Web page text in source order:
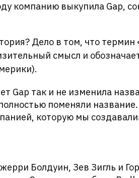
компанию выкупила Gap,
Дело в том, что термин
смысл и
Gap так и не изменила
поменяли
которую мы
Болдуин, Зев Зигль и